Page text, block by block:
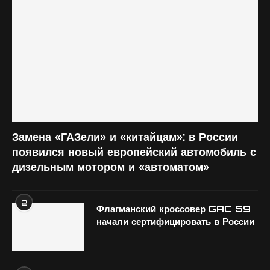
Замена «ГАЗели» и «китайцам»: в России
появился новый европейский автомобиль с
дизельным мотором и «автоматом»
2
Флагманский кроссовер GAC S9
начали сертифицировать в России